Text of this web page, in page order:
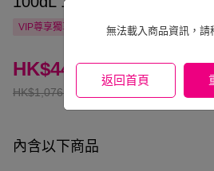
無法載入商品資訊，請
返回首頁
VIP尊享獨享 自提點滿HK$300.00免運費
HK$1,076.00
HK$448.00
內含以下商品